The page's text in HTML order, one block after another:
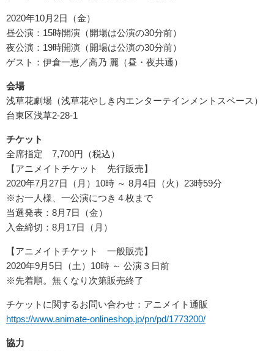
2020年10月2日（金）
昼公演：15時開演（開場は公演の30分前）
夜公演：19時開演（開場は公演の30分前）
ゲスト：伊倉一恵／高乃 麗（昼・夜共通）
会場
浅草花劇場（浅草花やしき内エンターテインメントスペース）
台東区浅草2-28-1
チケット
全席指定 7,700円（税込）
【アニメイトチケット 先行販売】
2020年7月27日（月）10時 ～ 8月4日（火）23時59分
※お一人様、一公演につき４枚まで
当選発表：8月7日（金）
入金締切：8月17日（月）
【アニメイトチケット 一般販売】
2020年9月5日（土）10時 ～ 公演３日前
※先着順。無くなり次第販売終了
チケットに関するお問い合わせ：アニメイト通販
https://www.animate-onlineshop.jp/pn/pd/1773200/
協力